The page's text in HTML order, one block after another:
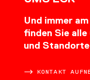
Und immer
finden Sie
und
KONTAKT